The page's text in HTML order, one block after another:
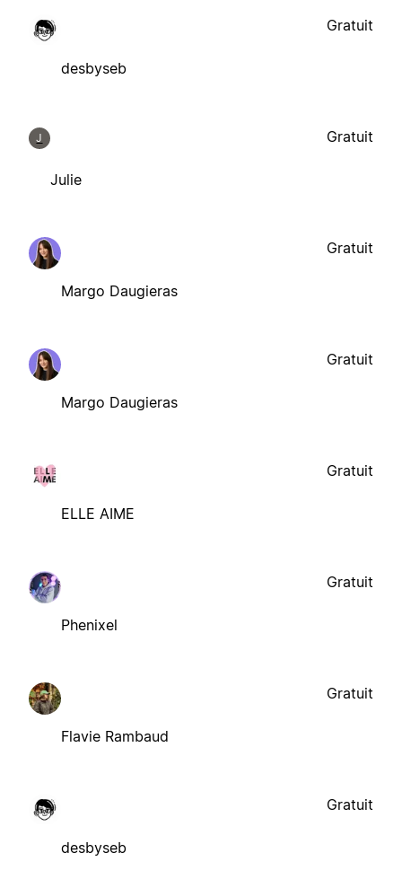
desbyseb
Gratuit
J
Julie
Gratuit
Margo Daugieras
Gratuit
Margo Daugieras
Gratuit
ELLE AIME
Gratuit
Phenixel
Gratuit
Flavie Rambaud
Gratuit
desbyseb
Gratuit